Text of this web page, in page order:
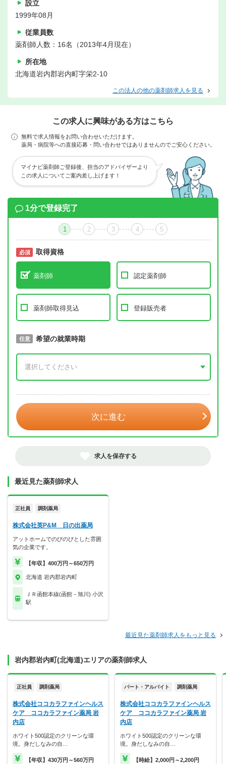
設立
1999年08月
従業員数
薬剤師人数：16名（2013年4月現在）
所在地
北海道岩内郡岩内町字栄2-10
この法人の他の薬剤師求人を見る
この求人に興味がある方はこちら
無料で求人情報をお問い合わせいただけます。
薬局・病院等への直接応募・問い合わせではありませんのでご安心ください。
マイナビ薬剤師ご登録後、担当のアドバイザーより
この求人についてご案内差し上げます！
1分で登録完了
1 2 3 4 5
必須 取得資格
薬剤師 認定薬剤師
薬剤師取得見込 登録販売者
必須 取得予定年
任意 希望の就業時期
次に進む
求人を保存する
最近見た薬剤師求人
正社員 調剤薬局
株式会社英P&M 日の出薬局
アットホームでのびのびとした雰囲
気の企業です。
【年収】400万円～650万円
北海道 岩内郡岩内町
ＪＲ函館本線(函館－旭川) 小沢
駅
最近見た薬剤師求人をもっと見る
岩内郡岩内町(北海道)エリアの薬剤師求人
正社員 調剤薬局
株式会社ココカラファインヘルス
ケア ココカラファイン薬局 岩
内店
ホワイト500認定のクリーンな環
境。身だしなみの自…
【年収】430万円～560万円
パート・アルバイト 調剤薬局
株式会社ココカラファインヘルス
ケア ココカラファイン薬局 岩
内店
ホワイト500認定のクリーンな環
境。身だしなみの自…
【時給】2,000円～2,200円